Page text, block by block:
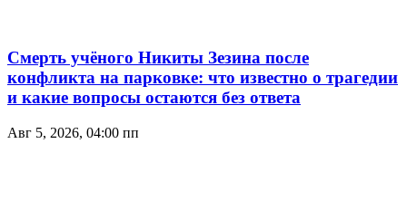
Смерть учёного Никиты Зезина после
конфликта на парковке: что известно о трагедии
и какие вопросы остаются без ответа
Авг 5, 2026, 04:00 пп